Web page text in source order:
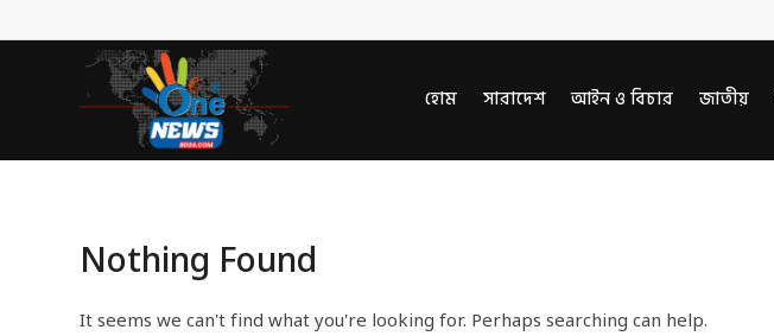
হোম সারাদেশ আইন ও বিচার জাতীয়
Nothing Found
It seems we can't find what you're looking for. Perhaps searching can help.